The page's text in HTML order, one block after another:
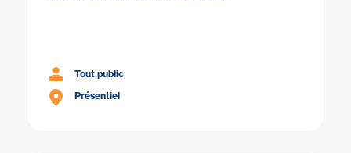
Tout public
Présentiel